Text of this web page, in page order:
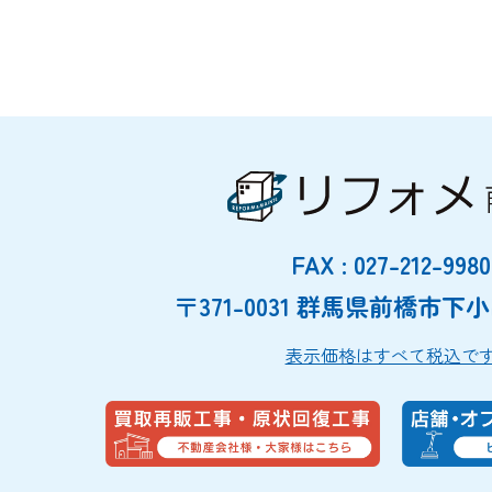
FAX : 027-212-9980
〒371-0031 群馬県前橋市下
表示価格はすべて税込で